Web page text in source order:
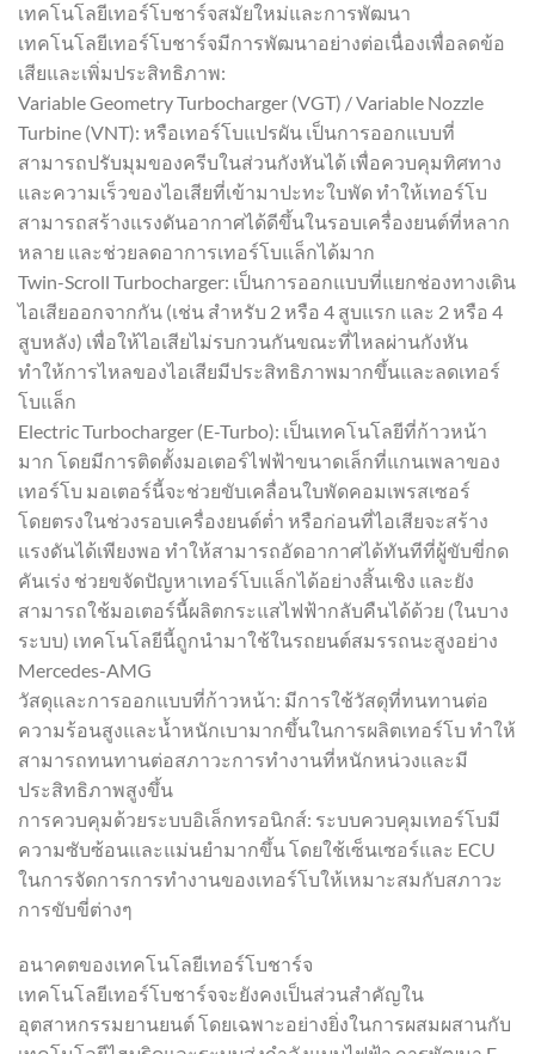
เทคโนโลยีเทอร์โบชาร์จสมัยใหม่และการพัฒนา
เทคโนโลยีเทอร์โบชาร์จมีการพัฒนาอย่างต่อเนื่องเพื่อลดข้อ
เสียและเพิ่มประสิทธิภาพ:
Variable Geometry Turbocharger (VGT) / Variable Nozzle
Turbine (VNT): หรือเทอร์โบแปรผัน เป็นการออกแบบที่
สามารถปรับมุมของครีบในส่วนกังหันได้ เพื่อควบคุมทิศทาง
และความเร็วของไอเสียที่เข้ามาปะทะใบพัด ทำให้เทอร์โบ
สามารถสร้างแรงดันอากาศได้ดีขึ้นในรอบเครื่องยนต์ที่หลาก
หลาย และช่วยลดอาการเทอร์โบแล็กได้มาก
Twin-Scroll Turbocharger: เป็นการออกแบบที่แยกช่องทางเดิน
ไอเสียออกจากกัน (เช่น สำหรับ 2 หรือ 4 สูบแรก และ 2 หรือ 4
สูบหลัง) เพื่อให้ไอเสียไม่รบกวนกันขณะที่ไหลผ่านกังหัน
ทำให้การไหลของไอเสียมีประสิทธิภาพมากขึ้นและลดเทอร์
โบแล็ก
Electric Turbocharger (E-Turbo): เป็นเทคโนโลยีที่ก้าวหน้า
มาก โดยมีการติดตั้งมอเตอร์ไฟฟ้าขนาดเล็กที่แกนเพลาของ
เทอร์โบ มอเตอร์นี้จะช่วยขับเคลื่อนใบพัดคอมเพรสเซอร์
โดยตรงในช่วงรอบเครื่องยนต์ต่ำ หรือก่อนที่ไอเสียจะสร้าง
แรงดันได้เพียงพอ ทำให้สามารถอัดอากาศได้ทันทีที่ผู้ขับขี่กด
คันเร่ง ช่วยขจัดปัญหาเทอร์โบแล็กได้อย่างสิ้นเชิง และยัง
สามารถใช้มอเตอร์นี้ผลิตกระแสไฟฟ้ากลับคืนได้ด้วย (ในบาง
ระบบ) เทคโนโลยีนี้ถูกนำมาใช้ในรถยนต์สมรรถนะสูงอย่าง
Mercedes-AMG
วัสดุและการออกแบบที่ก้าวหน้า: มีการใช้วัสดุที่ทนทานต่อ
ความร้อนสูงและน้ำหนักเบามากขึ้นในการผลิตเทอร์โบ ทำให้
สามารถทนทานต่อสภาวะการทำงานที่หนักหน่วงและมี
ประสิทธิภาพสูงขึ้น
การควบคุมด้วยระบบอิเล็กทรอนิกส์: ระบบควบคุมเทอร์โบมี
ความซับซ้อนและแม่นยำมากขึ้น โดยใช้เซ็นเซอร์และ ECU
ในการจัดการการทำงานของเทอร์โบให้เหมาะสมกับสภาวะ
การขับขี่ต่างๆ
อนาคตของเทคโนโลยีเทอร์โบชาร์จ
เทคโนโลยีเทอร์โบชาร์จจะยังคงเป็นส่วนสำคัญใน
อุตสาหกรรมยานยนต์ โดยเฉพาะอย่างยิ่งในการผสมผสานกับ